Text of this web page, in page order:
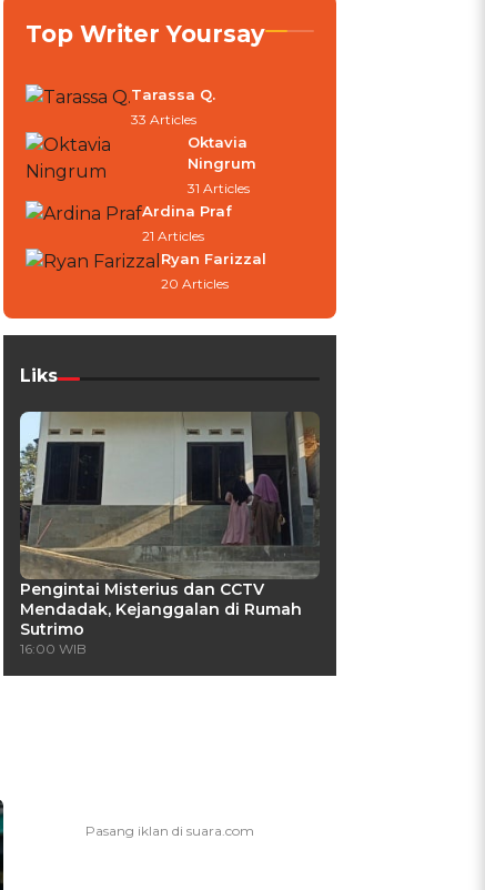
Top Writer Yoursay
Tarassa Q.
33 Articles
Oktavia
Ningrum
31 Articles
Ardina Praf
21 Articles
Ryan Farizzal
20 Articles
Liks
Pengintai Misterius dan CCTV
Mendadak, Kejanggalan di Rumah
Sutrimo
16:00 WIB